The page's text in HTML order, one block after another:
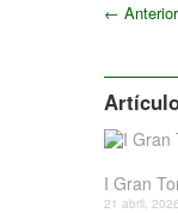
← Anterior
I Gran
21 abril, 2026